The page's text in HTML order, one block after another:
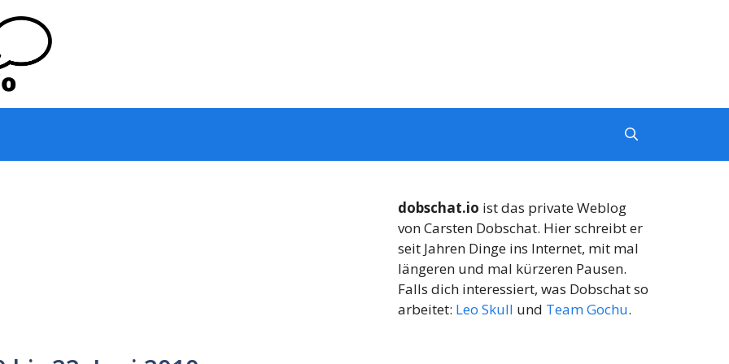
dobschat.io ist das private Weblog
von Carsten Dobschat. Hier schreibt er
seit Jahren Dinge ins Internet, mit mal
längeren und mal kürzeren Pausen.
Falls dich interessiert, was Dobschat so
arbeitet: Leo Skull und Team Gochu.